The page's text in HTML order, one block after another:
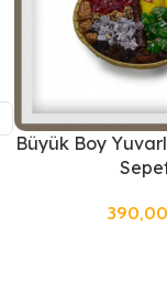
Büyük Boy
390,00